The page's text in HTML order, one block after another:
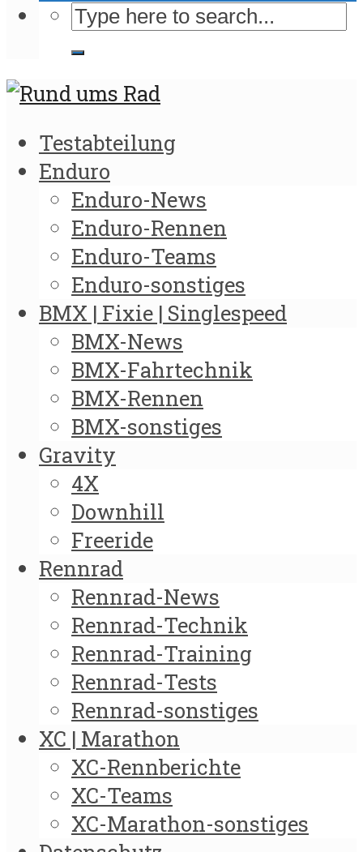
Testabteilung
Enduro
Enduro-News
Enduro-Rennen
Enduro-Teams
Enduro-sonstiges
BMX | Fixie | Singlespeed
BMX-News
BMX-Fahrtechnik
BMX-Rennen
BMX-sonstiges
Gravity
4X
Downhill
Freeride
Rennrad
Rennrad-News
Rennrad-Technik
Rennrad-Training
Rennrad-Tests
Rennrad-sonstiges
XC | Marathon
XC-Rennberichte
XC-Teams
XC-Marathon-sonstiges